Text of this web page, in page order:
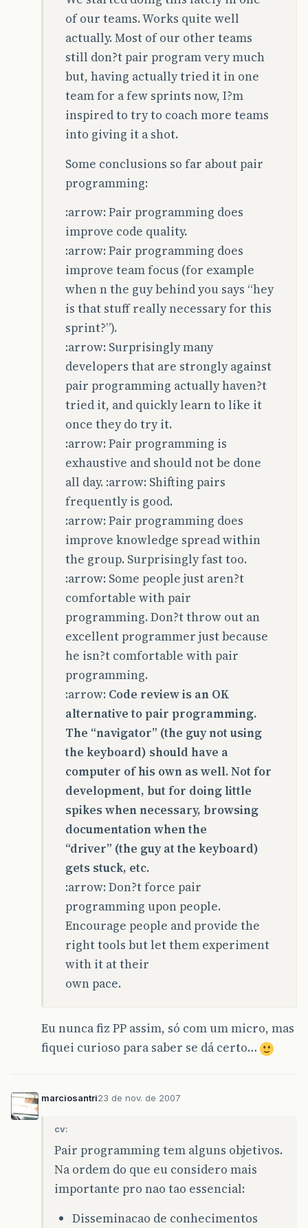
of our teams. Works quite well
actually. Most of our other teams
still don?t pair program very much
but, having actually tried it in one
team for a few sprints now, I?m
inspired to try to coach more teams
into giving it a shot.
Some conclusions so far about pair
programming:
:arrow: Pair programming does
improve code quality.
:arrow: Pair programming does
improve team focus (for example
when n the guy behind you says “hey
is that stuff really necessary for this
sprint?”).
:arrow: Surprisingly many
developers that are strongly against
pair programming actually haven?t
tried it, and quickly learn to like it
once they do try it.
:arrow: Pair programming is
exhaustive and should not be done
all day. :arrow: Shifting pairs
frequently is good.
:arrow: Pair programming does
improve knowledge spread within
the group. Surprisingly fast too.
:arrow: Some people just aren?t
comfortable with pair
programming. Don?t throw out an
excellent programmer just because
he isn?t comfortable with pair
programming.
:arrow: Code review is an OK
alternative to pair programming.
The “navigator” (the guy not using
the keyboard) should have a
computer of his own as well. Not for
development, but for doing little
spikes when necessary, browsing
documentation when the
“driver” (the guy at the keyboard)
gets stuck, etc.
:arrow: Don?t force pair
programming upon people.
Encourage people and provide the
right tools but let them experiment
with it at their
own pace.
Eu nunca fiz PP assim, só com um micro, mas
fiquei curioso para saber se dá certo…
marciosantri23 de nov. de 2007
cv:
Pair programming tem alguns objetivos.
Na ordem do que eu considero mais
importante pro nao tao essencial:
Disseminacao de conhecimentos